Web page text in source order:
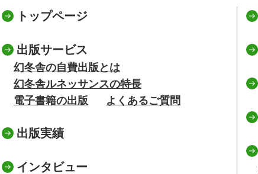
トップページ
出版サービス
幻冬舎の自費出版とは
幻冬舎ルネッサンスの特長
電子書籍の出版
よくあるご質問
出版実績
インタビュー